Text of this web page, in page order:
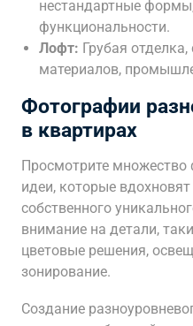
нестандартные
функциональности.
Лофт: Грубая
материалов,
Фотографии
в квартирах
Просмотрите множество
идеи, которые
собственного
внимание на детали,
цветовые решения,
зонирование.
Создание